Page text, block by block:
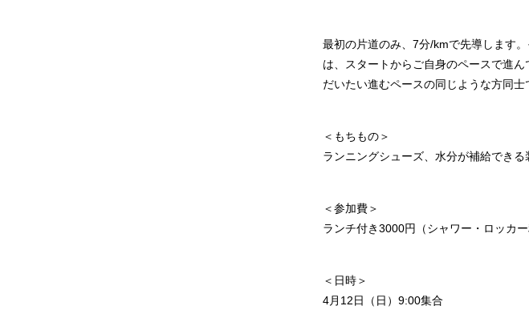
最初の片道のみ、7分/kmで先導します
は、スタートからご自身のペースで進ん
だいたい進むペースの同じような方同
＜もちもの＞
ランニングシューズ、水分が補給でき
＜参加費＞
ランチ付き3000円（シャワー・ロッカー
＜日時＞
4月12日（日）9:00集合